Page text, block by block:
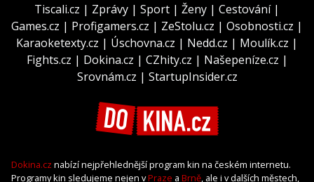
Tiscali.cz | Zprávy | Sport | Ženy | Cestování|
Games.cz | Profigamers.cz | ZeStolu.cz | Osobnosti.cz |
Karaoketexty.cz | Úschovna.cz | Nedd.cz | Moulík.cz |
Fights.cz | Dokina.cz | CZhity.cz | Našepeníze.cz |
Srovnám.cz | StartupInsider.cz
Dokina.cz nabízí nejpřehlednější program kin na českém internetu.
Programy kin sledujeme nejen vPraze a Brně, ale i v dalších městech,